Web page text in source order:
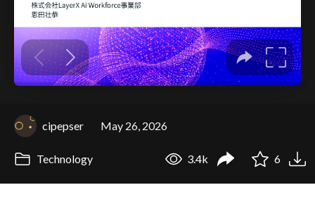
cipepser May 26, 2026
Technology 3.4k 6